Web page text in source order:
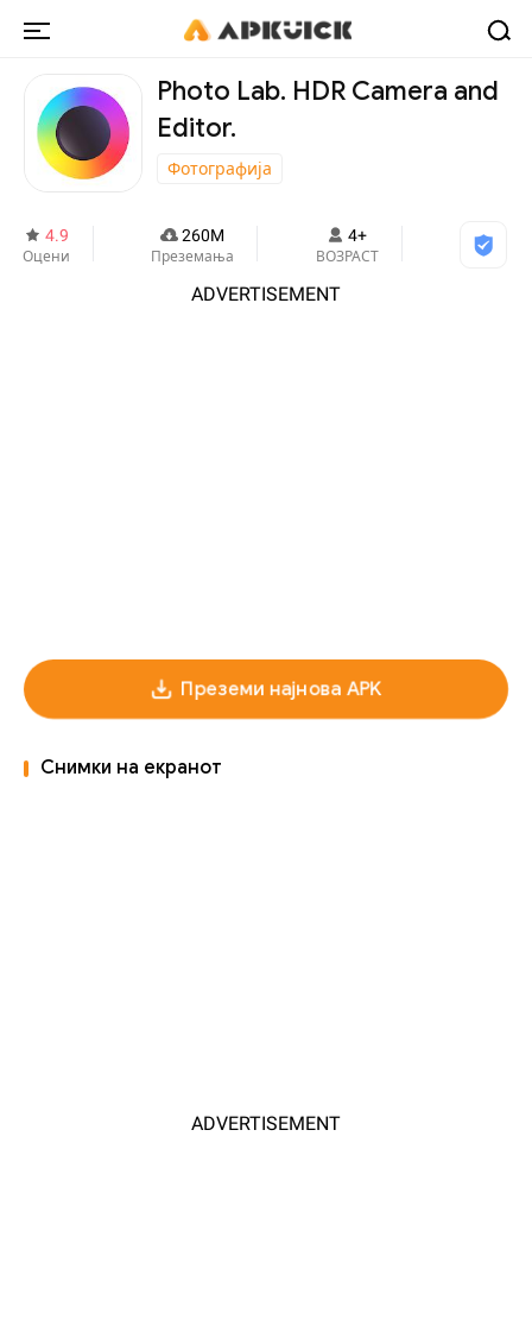
Photo Lab. HDR Camera and
Editor.
Фотографија
4.9
Оцени
260M
Преземања
4+
ВОЗРАСТ
ADVERTISEMENT
Преземи најнова APK
Снимки на екранот
ADVERTISEMENT